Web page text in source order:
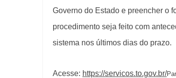
Governo do Estado e preencher o
procedimento seja feito com
sistema nos últimos dias do prazo.
Acesse: https://servicos.to.gov.br/